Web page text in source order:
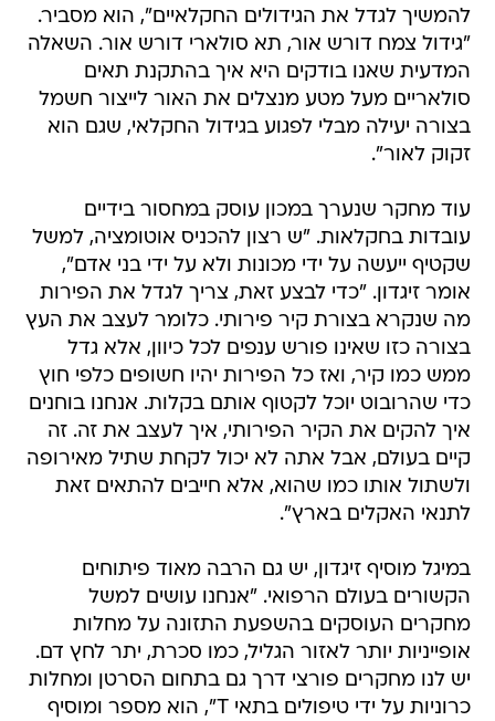
להמשיך לגדל את הגידולים החקלאיים", הוא מסביר.
"גידול צמח דורש אור, תא סולארי דורש אור. השאלה
המדעית שאנו בודקים היא איך בהתקנת תאים
סולאריים מעל מטע מנצלים את האור לייצור חשמל
בצורה יעילה מבלי לפגוע בגידול החקלאי, שגם הוא
זקוק לאור".
עוד מחקר שנערך במכון עוסק במחסור בידיים
עובדות בחקלאות. "ש רצון להכניס אוטומציה, למשל
שקטיף ייעשה על ידי מכונות ולא על ידי בני אדם",
אומר זיגדון. "כדי לבצע זאת, צריך לגדל את הפירות
מה שנקרא בצורת קיר פירותי. כלומר לעצב את העץ
בצורה כזו שאינו פורש ענפים לכל כיוון, אלא גדל
ממש כמו קיר, ואז כל הפירות יהיו חשופים כלפי חוץ
כדי שהרובוט יוכל לקטוף אותם בקלות. אנחנו בוחנים
איך להקים את הקיר הפירותי, איך לעצב את זה. זה
קיים בעולם, אבל אתה לא יכול לקחת שתיל מאירופה
ולשתול אותו כמו שהוא, אלא חייבים להתאים זאת
לתנאי האקלים בארץ".
במיגל מוסיף זיגדון, יש גם הרבה מאוד פיתוחים
הקשורים בעולם הרפואי. "אנחנו עושים למשל
מחקרים העוסקים בהשפעת התזונה על מחלות
אופייניות יותר לאזור הגליל, כמו סכרת, יתר לחץ דם.
יש לנו מחקרים פורצי דרך גם בתחום הסרטן ומחלות
כרוניות על ידי טיפולים בתאי T", הוא מספר ומוסיף